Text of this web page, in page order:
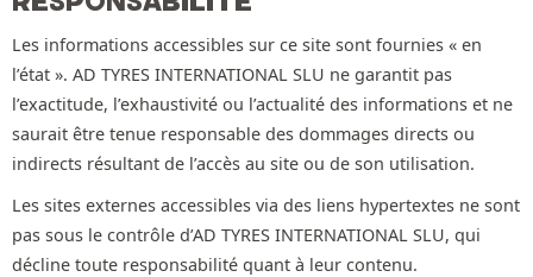
Les informations accessibles sur ce site sont fournies « en
l’état ». AD TYRES INTERNATIONAL SLU ne garantit pas
l’exactitude, l’exhaustivité ou l’actualité des informations et ne
saurait être tenue responsable des dommages directs ou
indirects résultant de l’accès au site ou de son utilisation.
Les sites externes accessibles via des liens hypertextes ne sont
pas sous le contrôle d’AD TYRES INTERNATIONAL SLU, qui
décline toute responsabilité quant à leur contenu.